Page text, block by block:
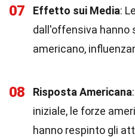
07 Effetto sui Media:
dall'offensiva hanno
americano,
08 Risposta Americana
iniziale, le forze
hanno respinto gli